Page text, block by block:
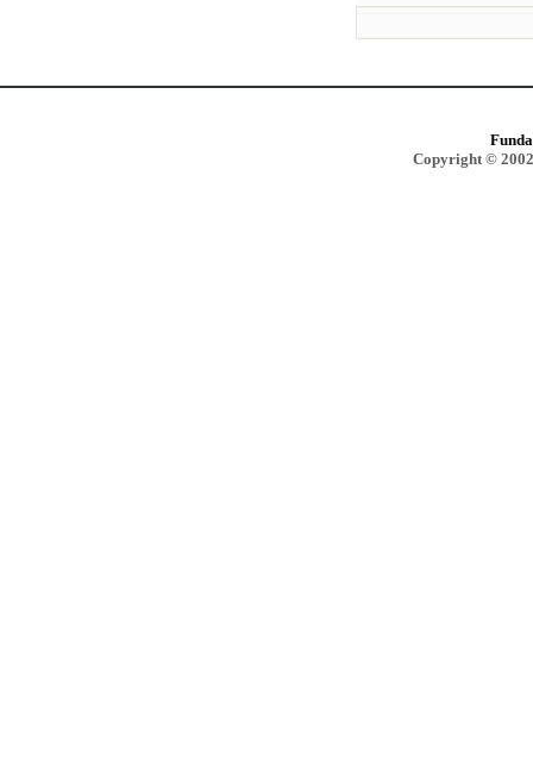
Copyright ©